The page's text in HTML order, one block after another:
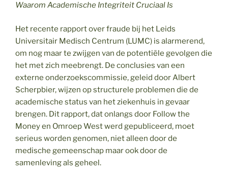
Waarom Academische Integriteit Cruciaal Is
Het recente rapport over fraude bij het Leids
Universitair Medisch Centrum (LUMC) is alarmerend,
om nog maar te zwijgen van de potentiële gevolgen die
het met zich meebrengt. De conclusies van een
externe onderzoekscommissie, geleid door Albert
Scherpbier, wijzen op structurele problemen die de
academische status van het ziekenhuis in gevaar
brengen. Dit rapport, dat onlangs door Follow the
Money en Omroep West werd gepubliceerd, moet
serieus worden genomen, niet alleen door de
medische gemeenschap maar ook door de
samenleving als geheel.